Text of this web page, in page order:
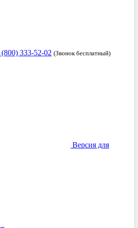
(800) 333-52-02 (Звонок бесплатный)
Версия для